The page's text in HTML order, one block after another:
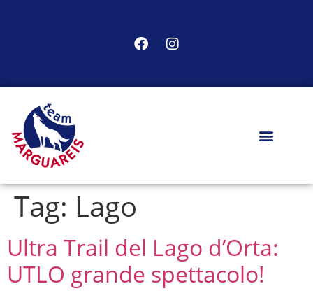
Tag: Lago
Ultra Trail del Lago d’Orta:
UTLO grande spettacolo!